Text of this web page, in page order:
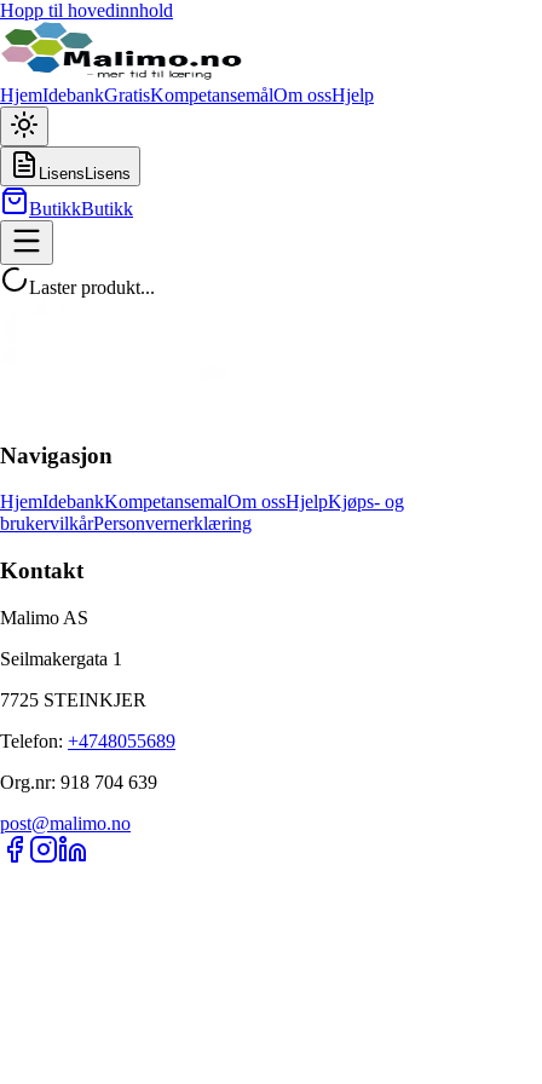
Hopp til hovedinnhold
HjemIdebankGratisKompetansemålOm ossHjelp
Lisens Lisens
ButikkButikk
Laster produkt...
Navigasjon
HjemIdebankKompetansemalOm ossHjelpKjøps- og
brukervilkårPersonvernerklæring
Kontakt
Malimo AS
Seilmakergata 1
7725 STEINKJER
Telefon: +4748055689
Org.nr: 918 704 639
post@malimo.no